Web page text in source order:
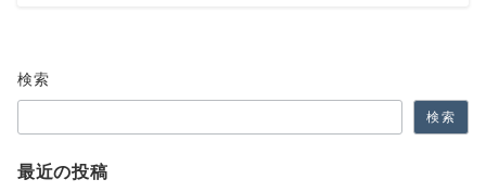
検索
検索
最近の投稿